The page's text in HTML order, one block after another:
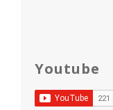
Youtube